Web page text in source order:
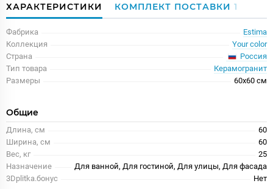
ХАРАКТЕРИСТИКИ КОМПЛЕКТ ПОСТАВКИ 1
Фабрика
Estima
Коллекция
Your color
Страна
Россия
Тип товара
Керамогранит
Размеры
60x60 см
Общие
Длина, см
60
Ширина, см
60
Вес, кг
25
Назначение
Для ванной, Для гостиной, Для улицы, Для фасада
3Dplitka.бонус
Нет